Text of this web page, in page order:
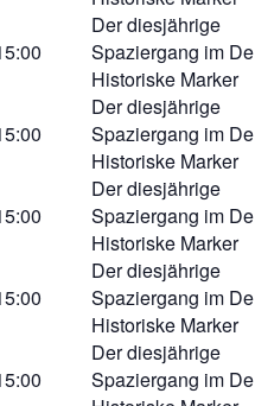
Der diesjährige
Spaziergang im De
Historiske Marker
Der diesjährige
Spaziergang im De
Historiske Marker
Der diesjährige
Spaziergang im De
Historiske Marker
Der diesjährige
Spaziergang im De
Historiske Marker
Der diesjährige
Spaziergang im De